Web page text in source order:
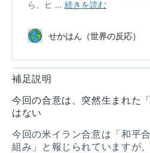
補足説明
今回の合意は、突然生まれた
はない
今回の米イラン合意は「和平
組み」と報じられていますが